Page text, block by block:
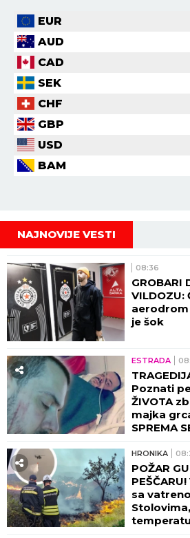
EUR
AUD
CAD
SEK
CHF
GBP
USD
BAM
NAJNOVIJE VESTI
08:36
GROBARI
VILDOZU:
aerodrom
je šok
ESTRADA
Poznati
ŽIVOTA
majka
SPREMA
HRONIKA
POŽAR
sa